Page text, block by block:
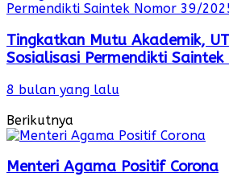
Tingkatkan Mutu Akademik,
Sosialisasi Permendikti
8 bulan yang lalu
Berikutnya
Menteri Agama Positif Corona